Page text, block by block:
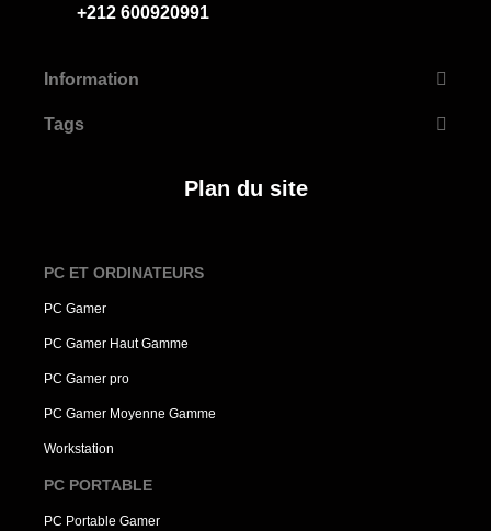
+212 600920991
Information
Tags
Plan du site
PC ET ORDINATEURS
PC Gamer
PC Gamer Haut Gamme
PC Gamer pro
PC Gamer Moyenne Gamme
Workstation
PC PORTABLE
PC Portable Gamer